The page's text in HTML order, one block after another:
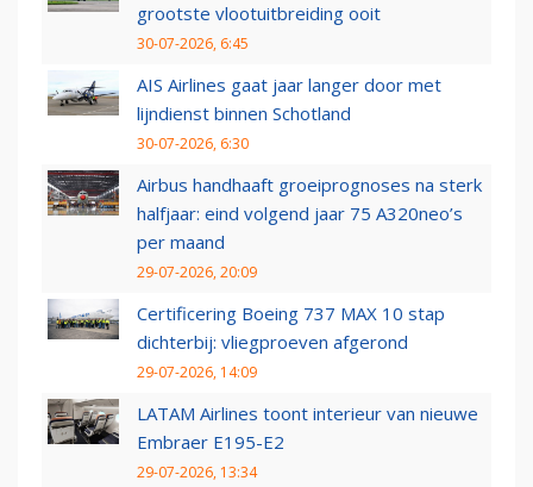
grootste vlootuitbreiding ooit
30-07-2026, 6:45
AIS Airlines gaat jaar langer door met
lijndienst binnen Schotland
30-07-2026, 6:30
Airbus handhaaft groeiprognoses na sterk
halfjaar: eind volgend jaar 75 A320neo’s
per maand
29-07-2026, 20:09
Certificering Boeing 737 MAX 10 stap
dichterbij: vliegproeven afgerond
29-07-2026, 14:09
LATAM Airlines toont interieur van nieuwe
Embraer E195-E2
29-07-2026, 13:34